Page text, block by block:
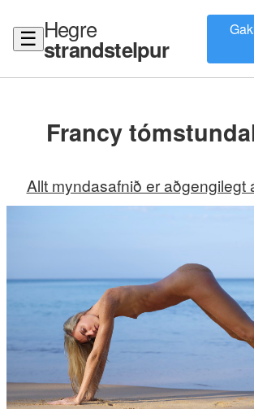
☰ Hegre
strandstelpur
Francy
Allt myndasafnið er aðgengilegt